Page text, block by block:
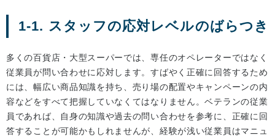
1-1. スタッフの応対レベルのばらつき
多くの百貨店・大型スーパーでは、専任のオペレーターではなく
従業員が問い合わせに応対します。すばやく正確に回答するため
には、幅広い商品知識を持ち、売り場の配置やキャンペーンの内
容などをすべて把握していなくてはなりません。ベテランの従業
員であれば、自身の知識や過去の問い合わせを参考に、正確に回
答することが可能かもしれませんが、経験が浅い従業員はマニュ